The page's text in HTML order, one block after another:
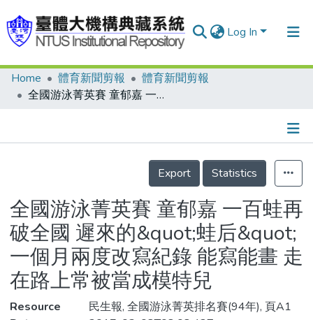
Log In
Communities & Collections
Statistics
Home 體育新聞剪報
體育新聞剪報
全國游泳菁英賽 童郁嘉 一百蛙再破全國 遲來的&quot;蛙后&quot; 一個月兩度改寫紀錄 能寫能畫 走在路上常被當成模特兒
Details
Export
Statistics
全國游泳菁英賽 童郁嘉 一百蛙再
破全國 遲來的&quot;蛙后&quot;
一個月兩度改寫紀錄 能寫能畫 走
在路上常被當成模特兒
Resource
民生報, 全國游泳菁英排名賽(94年), 頁A1